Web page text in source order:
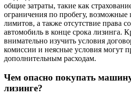
общие затраты, такие как
ограничения по пробегу,
лимитов, а также отсутствие права
автомобиль в конце срока лизинга.
внимательно изучить условия
комиссии и неясные условия могут
дополнительным расходам.
Чем опасно покупать
лизинге?